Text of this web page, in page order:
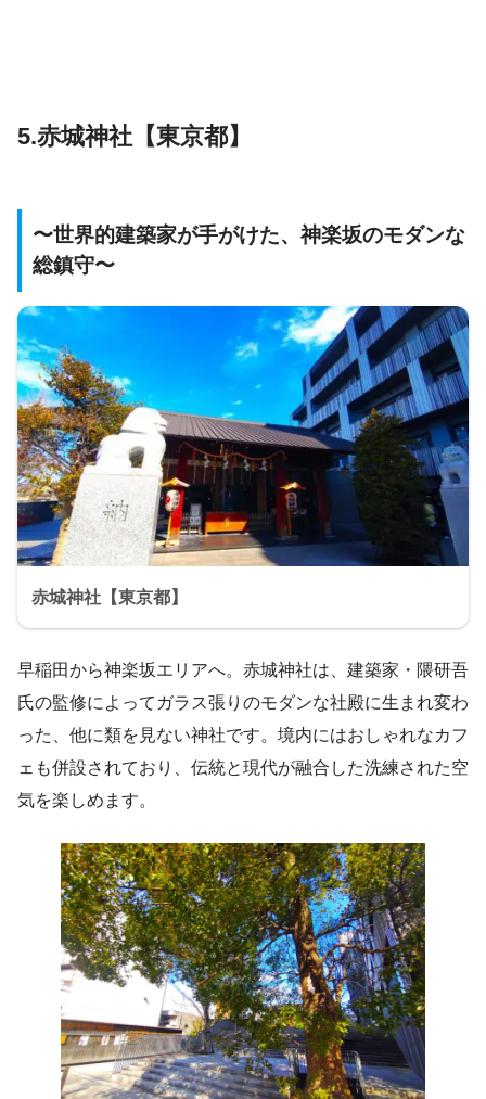
5.赤城神社【東京都】
〜世界的建築家が手がけた、神楽坂のモダンな
総鎮守〜
赤城神社【東京都】
早稲田から神楽坂エリアへ。赤城神社は、建築家・隈研吾
氏の監修によってガラス張りのモダンな社殿に生まれ変わ
った、他に類を見ない神社です。境内にはおしゃれなカフ
ェも併設されており、伝統と現代が融合した洗練された空
気を楽しめます。